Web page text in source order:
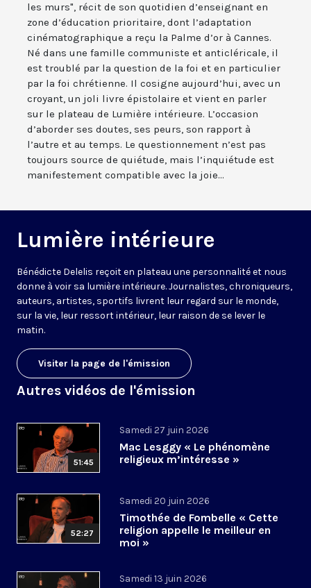
les murs", récit de son quotidien d’enseignant en
zone d’éducation prioritaire, dont l’adaptation
cinématographique a reçu la Palme d’or à Cannes.
Né dans une famille communiste et anticléricale, il
est troublé par la question de la foi et en particulier
par la foi chrétienne. Il cosigne aujourd’hui, avec un
croyant, un joli livre épistolaire et vient en parler
sur le plateau de Lumière intérieure. L’occasion
d’aborder ses doutes, ses peurs, son rapport à
l’autre et au temps. Le questionnement n’est pas
toujours source de quiétude, mais l’inquiétude est
manifestement compatible avec la joie...
Lumière intérieure
Bénédicte Delelis reçoit en plateau une personnalité et nous
donne à voir sa lumière intérieure. Journalistes, chroniqueurs,
auteurs, artistes, sportifs livrent leur regard sur le monde,
sur la vie, leur ressort intérieur, leur raison de se lever le
matin.
Visiter la page de l'émission
Autres vidéos de l'émission
51:45
Samedi 27 juin 2026
Mac Lesggy « Le phénomène
religieux m’intéresse »
52:27
Samedi 20 juin 2026
Timothée de Fombelle « Cette
religion appelle le meilleur en
moi »
Samedi 13 juin 2026